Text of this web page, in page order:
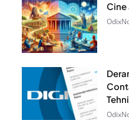
Cine
Odix
Odix